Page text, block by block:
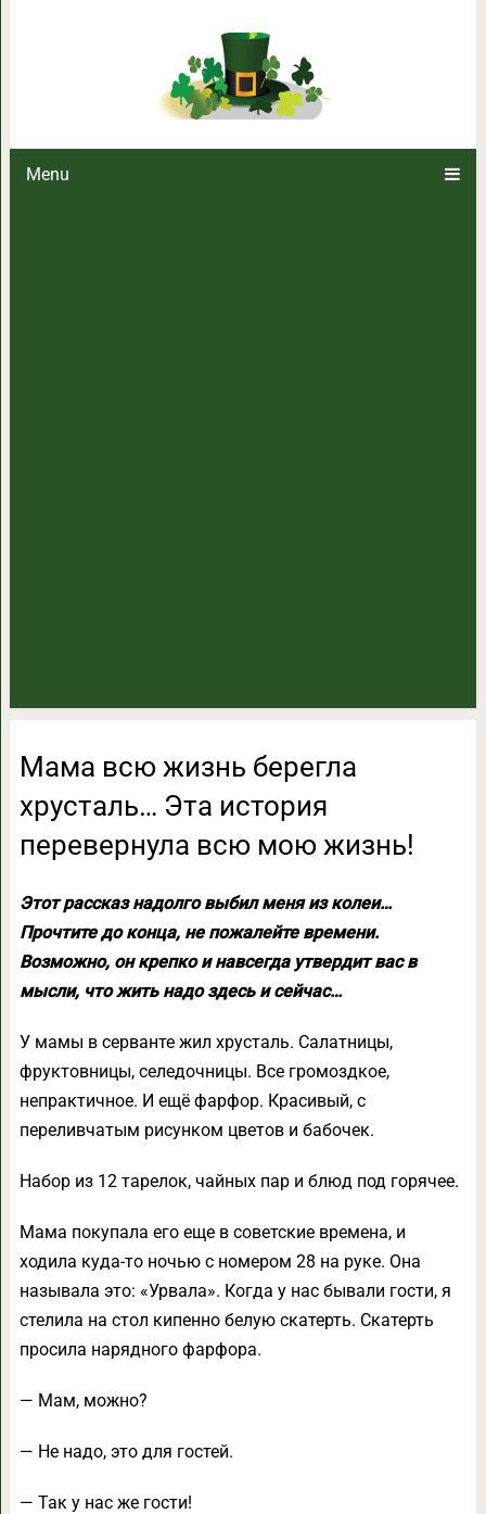
Menu
Мама всю жизнь берегла
Мама всю жизнь берегла
хрусталь… Эта история
перевернула всю мою жизнь!
Этот рассказ надолго выбил меня из колеи…
Прочтите до конца, не пожалейте времени.
Возможно, он крепко и навсегда утвердит вас в
мысли, что жить надо здесь и сейчас…
У мамы в серванте жил хрусталь. Салатницы,
фруктовницы, селедочницы. Все громоздкое,
непрактичное. И ещё фарфор. Красивый, с
переливчатым рисунком цветов и бабочек.
Набор из 12 тарелок, чайных пар и блюд под горячее.
Мама покупала его еще в советские времена, и
ходила куда-то ночью с номером 28 на руке. Она
называла это: «Урвала». Когда у нас бывали гости, я
стелила на стол кипенно белую скатерть. Скатерть
просила нарядного фарфора.
— Мам, можно?
— Не надо, это для гостей.
— Так у нас же гости!